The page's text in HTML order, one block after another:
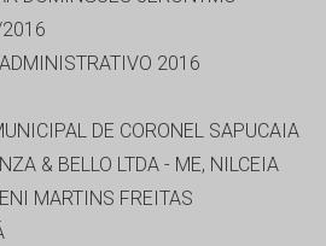
2016
DE CORONEL SAPUCAIA
& BELLO LTDA - ME, NILCEIA
MARTINS FREITAS